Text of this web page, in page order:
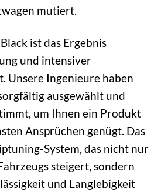
mutiert.
ist das Ergebnis
und intensiver
Unsere Ingenieure haben
ausgewählt und
um Ihnen ein Produkt
Ansprüchen genügt. Das
System, das nicht nur
steigert, sondern
und Langlebigkeit